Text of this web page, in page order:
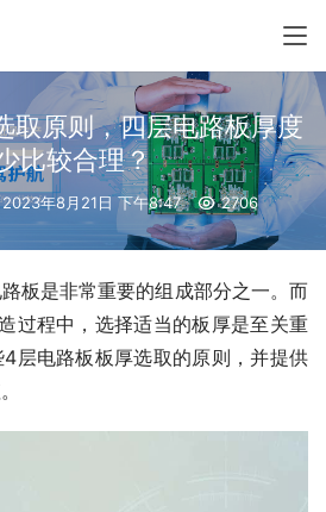
取原则，四层电路板厚度
比较合理？
年8月21日 下午8:47 2706
板是非常重要的组成部分之一。而
过程中，选择适当的板厚是至关重
层电路板板厚选取的原则，并提供